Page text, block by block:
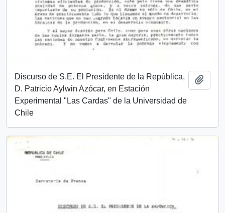
Discurso de S.E. El Presidente de la República,
D. Patricio Aylwin Azócar, en Estación
Experimental "Las Cardas" de la Universidad de
Chile